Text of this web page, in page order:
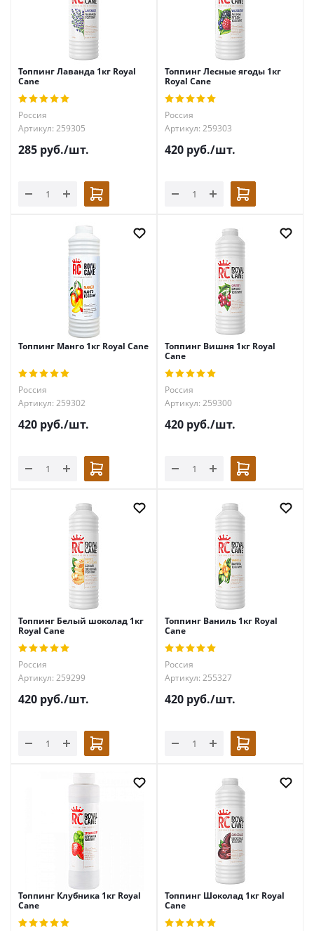
Топпинг Лаванда 1кг Royal
Cane
Россия
Артикул: 259305
285 руб./шт.
Топпинг Лесные ягоды 1кг
Royal Cane
Россия
Артикул: 259303
420 руб./шт.
Топпинг Манго 1кг Royal Cane
Россия
Артикул: 259302
420 руб./шт.
Топпинг Вишня 1кг Royal
Cane
Россия
Артикул: 259300
420 руб./шт.
Топпинг Белый шоколад 1кг
Royal Cane
Россия
Артикул: 259299
420 руб./шт.
Топпинг Ваниль 1кг Royal
Cane
Россия
Артикул: 255327
420 руб./шт.
Топпинг Клубника 1кг Royal
Cane
Топпинг Шоколад 1кг Royal
Cane